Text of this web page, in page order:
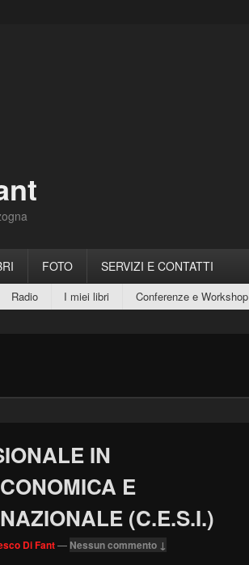
FOTO SERVIZI E CONTATTI
Radio I miei libri Conferenze e Workshop
IN
E
(C.E.S.I.)
Di Fant— Nessun commento ↓